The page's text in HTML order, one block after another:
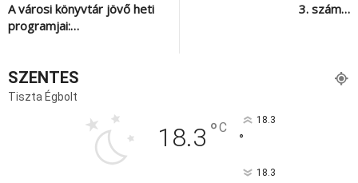
A városi könyvtár jövő heti
programjai:…
3. szám…
SZENTES
Tiszta Égbolt
18.3 °C 18.3
°
18.3